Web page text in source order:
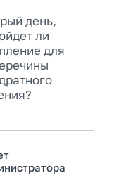
день,
ли
для